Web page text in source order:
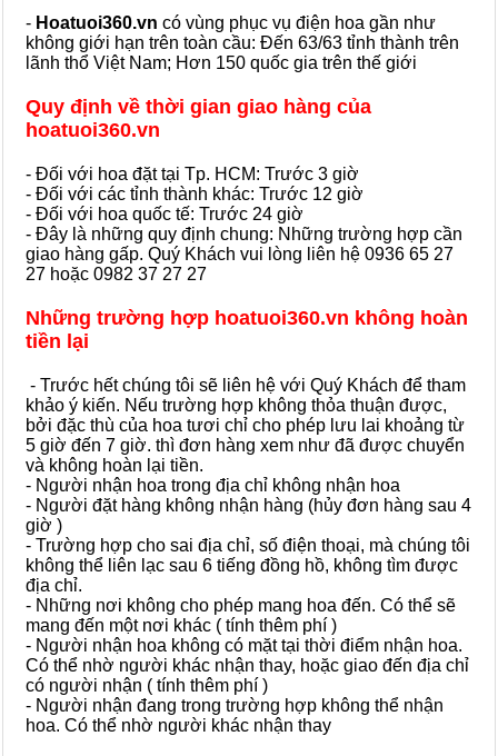
- Hoatuoi360.vn có vùng phục vụ điện hoa gần như
không giới hạn trên toàn cầu: Đến 63/63 tỉnh thành trên
lãnh thổ Việt Nam; Hơn 150 quốc gia trên thế giới
Quy định về thời gian giao hàng của
hoatuoi360.vn
- Đối với hoa đặt tại Tp. HCM: Trước 3 giờ
- Đối với các tỉnh thành khác: Trước 12 giờ
- Đối với hoa quốc tế: Trước 24 giờ
- Đây là những quy định chung: Những trường hợp cần
giao hàng gấp. Quý Khách vui lòng liên hệ 0936 65 27
27 hoặc 0982 37 27 27
Những trường hợp hoatuoi360.vn không hoàn
tiền lại
- Trước hết chúng tôi sẽ liên hệ với Quý Khách để tham
khảo ý kiến. Nếu trường hợp không thỏa thuận được,
bởi đặc thù của hoa tươi chỉ cho phép lưu lai khoảng từ
5 giờ đến 7 giờ. thì đơn hàng xem như đã được chuyển
và không hoàn lại tiền.
- Người nhận hoa trong địa chỉ không nhận hoa
- Người đặt hàng không nhận hàng (hủy đơn hàng sau 4
giờ )
- Trường hợp cho sai địa chỉ, số điện thoại, mà chúng tôi
không thể liên lạc sau 6 tiếng đồng hồ, không tìm được
địa chỉ.
- Những nơi không cho phép mang hoa đến. Có thể sẽ
mang đến một nơi khác ( tính thêm phí )
- Người nhận hoa không có mặt tại thời điểm nhận hoa.
Có thể nhờ người khác nhận thay, hoặc giao đến địa chỉ
có người nhận ( tính thêm phí )
- Người nhận đang trong trường hợp không thể nhận
hoa. Có thể nhờ người khác nhận thay